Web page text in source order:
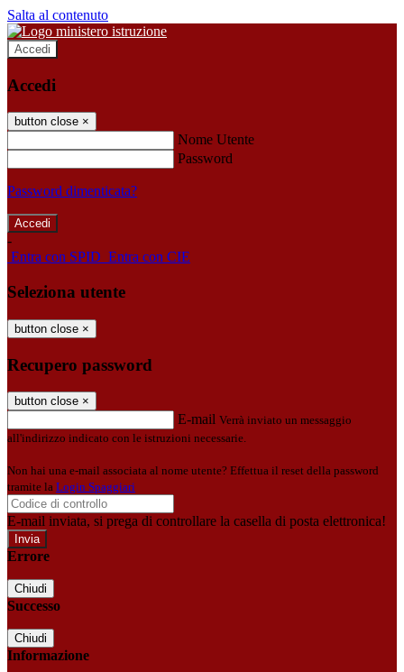
Salta al contenuto
Accedi
Accedi
button close ×
Nome Utente
Password
Password dimenticata?
-
Entra con SPID Entra con CIE
Seleziona utente
button close ×
Recupero password
button close ×
E-mail Verrà inviato un messaggio
all'indirizzo indicato con le istruzioni necessarie.
Non hai una e-mail associata al nome utente? Effettua il reset della password
tramite la Login Spaggiari
E-mail inviata, si prega di controllare la casella di posta elettronica!
Errore
Chiudi
Successo
Chiudi
Informazione